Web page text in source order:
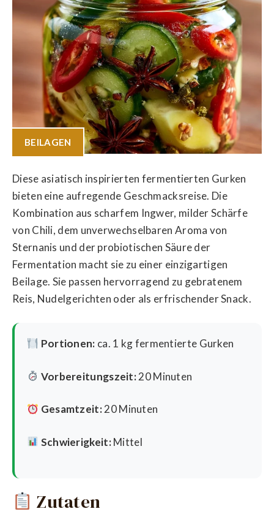
BEILAGEN
Diese asiatisch inspirierten fermentierten Gurken
bieten eine aufregende Geschmacksreise. Die
Kombination aus scharfem Ingwer, milder Schärfe
von Chili, dem unverwechselbaren Aroma von
Sternanis und der probiotischen Säure der
Fermentation macht sie zu einer einzigartigen
Beilage. Sie passen hervorragend zu gebratenem
Reis, Nudelgerichten oder als erfrischender Snack.
Portionen: ca. 1 kg fermentierte Gurken
Vorbereitungszeit:20 Minuten
Gesamtzeit:20 Minuten
Schwierigkeit:Mittel
Zutaten